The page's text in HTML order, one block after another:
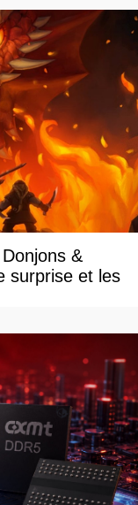
&
surprise et les